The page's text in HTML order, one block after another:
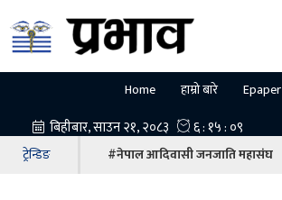
Home हाम्रो बारे Epaper
ट्रेन्डिङ #नेपाल आदिवासी जनजाति महासंघ